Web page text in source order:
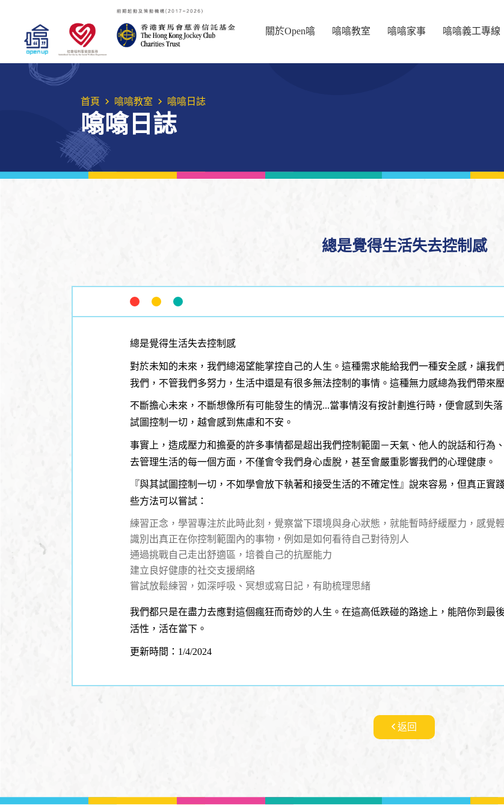
關於Open噏 噏噏教室 噏噏家事 噏噏義工專線
首頁 噏噏教室 噏噏日誌
噏噏日誌
總是覺得生活失去控制感
總是覺得生活失去控制感
對於未知的未來，我們總渴望能掌控自己的人生。這種需求能給我們一種安全感，讓我
我們，不管我們多努力，生活中還是有很多無法控制的事情。這種無力感總為我們帶來
不斷擔心未來，不斷想像所有可能發生的情況...當事情沒有按計劃進行時，便會感到失
試圖控制一切，越會感到焦慮和不安。
事實上，造成壓力和擔憂的許多事情都是超出我們控制範圍－天氣、他人的說話和行為
去管理生活的每一個方面，不僅會令我們身心虛脫，甚至會嚴重影響我們的心理健康。
『與其試圖控制一切，不如學會放下執著和接受生活的不確定性』說來容易，但真正實
些方法可以嘗試：
練習正念，學習專注於此時此刻，覺察當下環境與身心狀態，就能暫時紓緩壓力，感覺
識別出真正在你控制範圍內的事物，例如是如何看待自己對待別人
通過挑戰自己走出舒適區，培養自己的抗壓能力
建立良好健康的社交支援網絡
嘗試放鬆練習，如深呼吸、冥想或寫日記，有助梳理思緒
我們都只是在盡力去應對這個瘋狂而奇妙的人生。在這高低跌碰的路途上，能陪你到最
活性，活在當下。
更新時間：1/4/2024
返回